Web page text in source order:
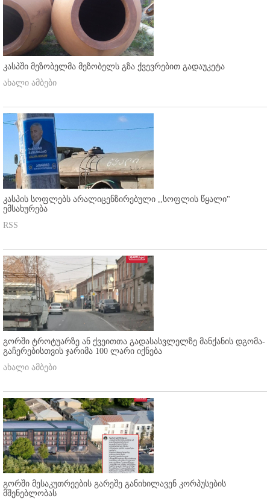
კასპში მეზობელმა მეზობელს გზა ქვევრებით გადაუკეტა
ახალი ამბები
კასპის სოფლებს არალიცენზირებული ,,სოფლის წყალი"
ემსახურება
RSS
გორში ტროტუარზე ან ქვეითთა გადასასვლელზე მანქანის დგომა-
გაჩერებისთვის ჯარიმა 100 ლარი იქნება
ახალი ამბები
გორში მესაკუთრეების გარეშე განიხილავენ კორპუსების
მშენებლობას